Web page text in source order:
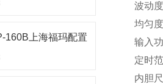
160B上海福玛配置
波动
均匀
输入
定时
内胆